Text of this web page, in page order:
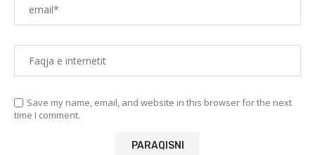
Save my name, email, and website in this browser for the next
time I comment.